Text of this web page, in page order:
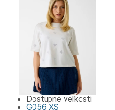
Dostupné veľkosti
G056 XS